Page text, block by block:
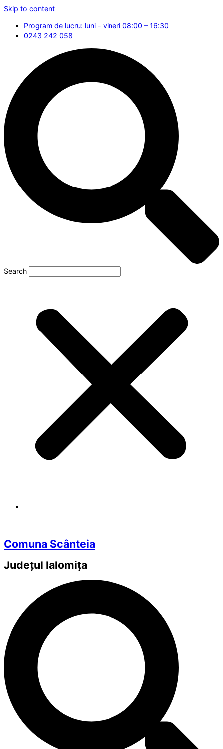
Skip to content
Program de lucru: luni - vineri 08:00 – 16:30
0243 242 058
Search
Comuna Scânteia
Județul Ialomița